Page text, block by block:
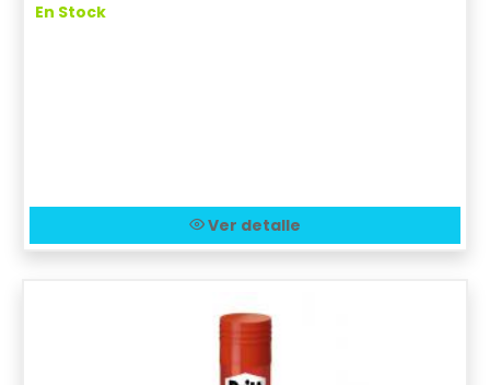
En Stock
Ver detalle